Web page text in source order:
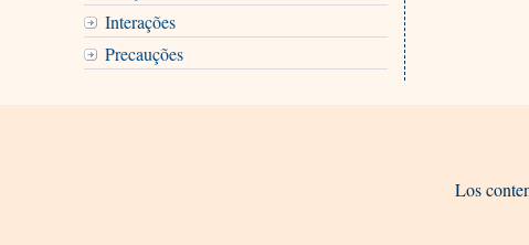
Interações
Precauções
Los